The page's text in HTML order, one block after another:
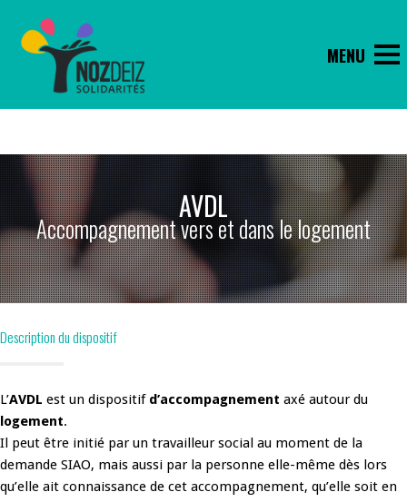
AVDL
Accompagnement vers et dans le logement
Description du dispositif
L’AVDL est un dispositif d’accompagnement axé autour du
logement.
Il peut être initié par un travailleur social au moment de la
demande SIAO, mais aussi par la personne elle-même dès lors
qu’elle ait connaissance de cet accompagnement, qu’elle soit en